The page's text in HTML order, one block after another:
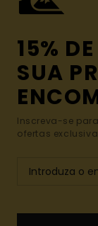
15%
SUA
Inscreva-se
ofertas